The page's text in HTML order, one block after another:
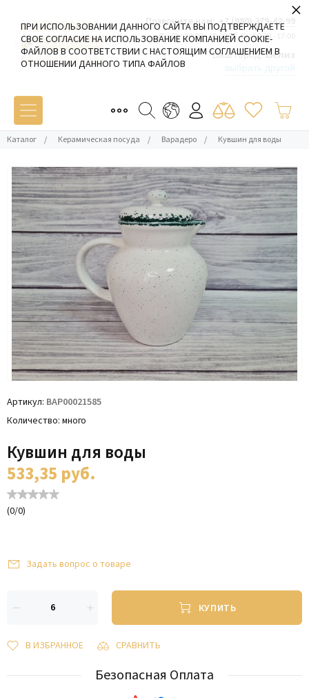
Позвоните нам: +7 (980) 379-42-99
Пн-Пт: 09:00 - 19:00 Сб-Вс: 10:00 - 17:00
Ваш город:Белиз
Каталог / Керамическая посуда / Варадеро / Кувшин для воды
Артикул ВАР00021585
Количество много
Кувшин для воды
533,35 руб.
(0/0)
Задать вопрос о товаре
КУПИТЬ
В ИЗБРАННОЕ СРАВНИТЬ
Безопасная Оплата
ПРИ ИСПОЛЬЗОВАНИИ ДАННОГО САЙТА ВЫ ПОДТВЕРЖДАЕТЕ
СВОЕ СОГЛАСИЕ НА ИСПОЛЬЗОВАНИЕ КОМПАНИЕЙ COOKIE-
ФАЙЛОВ В СООТВЕТСТВИИ С НАСТОЯЩИМ СОГЛАШЕНИЕМ В
ОТНОШЕНИИ ДАННОГО ТИПА ФАЙЛОВ
×